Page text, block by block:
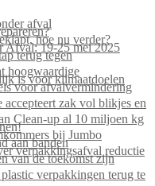
afval
hoe nu verder?
Afval: 19-25 mei 2025
terug tegen
hoogwaardige
is voor klimaatdoelen
voor afvalvermindering
zak vol blikjes en
Clean-up al 10 miljoen kg
bij Jumbo
aan banden
verpakkingsafval reductie
van de toekomst zijn
verpakkingen terug te